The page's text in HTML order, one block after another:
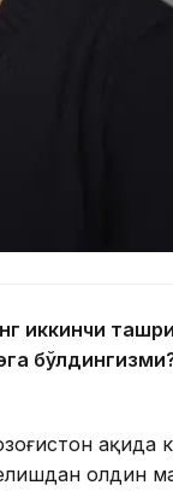
иккинчи
бўл
ҳақида
олдин